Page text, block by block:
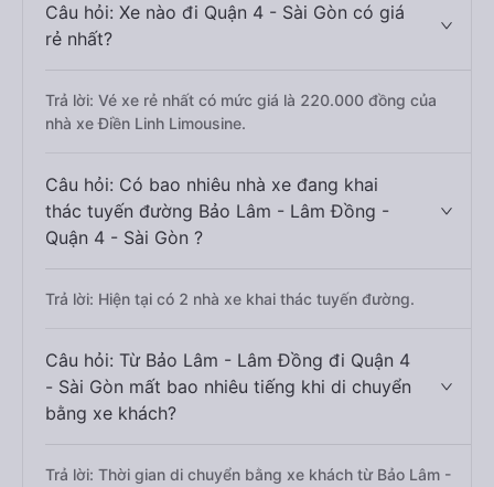
Câu hỏi: Xe nào đi Quận 4 - Sài Gòn có giá
rẻ nhất?
Trả lời: Vé xe rẻ nhất có mức giá là 220.000 đồng của
nhà xe Điền Linh Limousine.
Câu hỏi: Có bao nhiêu nhà xe đang khai
thác tuyến đường Bảo Lâm - Lâm Đồng -
Quận 4 - Sài Gòn ?
Trả lời: Hiện tại có 2 nhà xe khai thác tuyến đường.
Câu hỏi: Từ Bảo Lâm - Lâm Đồng đi Quận 4
- Sài Gòn mất bao nhiêu tiếng khi di chuyển
bằng xe khách?
Trả lời: Thời gian di chuyển bằng xe khách từ Bảo Lâm -